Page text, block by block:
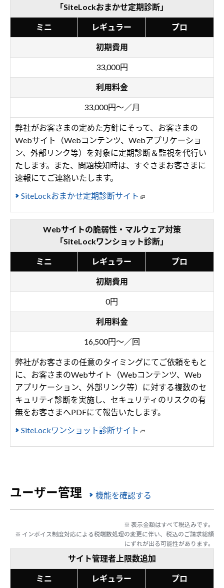
「SiteLockおまかせ定期診断」
ミニ レギュラー プロ
初期費用
33,000円
利用料金
33,000円～／月
弊社がお客さまの定めた方針にそって、お客さまの
Webサイト（Webコンテンツ、Webアプリケーショ
ン、外部リンク等）を対象に定期診断＆監視を代行い
たします。また、問題検知時は、すぐさまお客さまに
速報にてご連絡いたします。
SiteLockおまかせ定期診断サイト
Webサイトの脆弱性・マルウェア対策
「SiteLockワンショット診断」
ミニ レギュラー プロ
初期費用
0円
利用料金
16,500円～／回
弊社がお客さまの任意のタイミングにてご依頼をもと
に、お客さまのWebサイト（Webコンテンツ、Web
アプリケーション、外部リンク等）に対する複数のセ
キュリティ診断を実施し、セキュリティのリスクの有
無をお客さまへPDFにて報告いたします。
SiteLockワンショット診断サイト
ユーザー管理 機能を確認する
※ 表示金額はすべて税込みです。
※ インボイス制度対応による税端数処理の変更に伴い、税込のご請求総額
にずれが出る可能性があります。
サイト管理者上限数追加
ミニ レギュラー プロ